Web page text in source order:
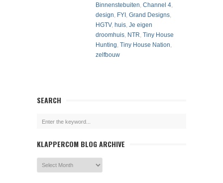
Binnenstebuiten, Channel 4,
design, FYI , Grand Designs,
HGTV, huis, Je eigen
droomhuis, NTR, Tiny House
Hunting, Tiny House Nation,
zelfbouw
SEARCH
KLAPPERCOM BLOG ARCHIVE